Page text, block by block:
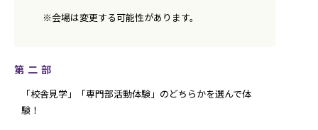
※会場は変更する可能性があります。
第二部
「校舎見学」「専門部活動体験」のどちらかを選んで体
験！